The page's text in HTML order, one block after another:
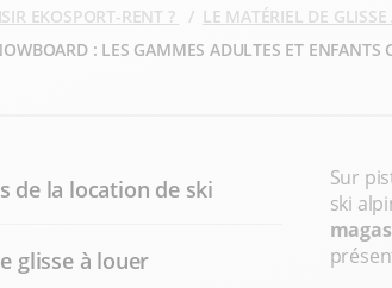
EKOSPORT-RENT ? LE MATÉRIEL DE
: LES GAMMES ADULTES ET ENFANTS
de la location de ski
glisse à louer
Sur
ski